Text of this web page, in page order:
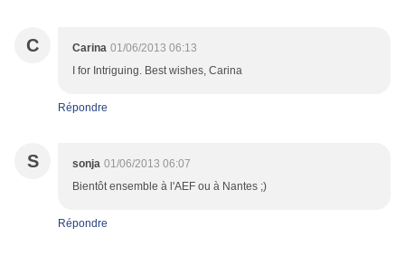
C Carina 01/06/2013 06:13
I for Intriguing. Best wishes, Carina
Répondre
S sonja 01/06/2013 06:07
Bientôt ensemble à l'AEF ou à Nantes ;)
Répondre